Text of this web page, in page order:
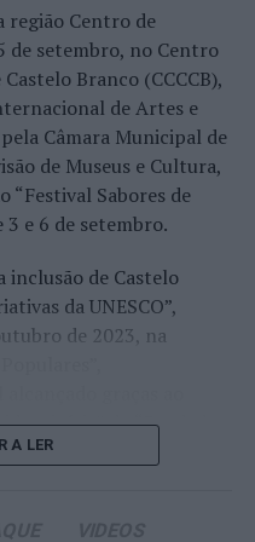
marcada pela maior
num torneio ATP
Nuno Borges, Jaime
Ferreira Silva, Tiago
o quadro principal,
reorganização dos wild
alguns jogadores.
e Jaime Faria
da edição,
final. Torres assinou
do torneio ao
alcançando
região Centro de
de setembro, no Centro
Branco (CCCCB),
de Artes e
Câmara Municipal de
de Museus e Cultura,
“Festival Sabores de
e 6 de setembro.
inclusão de Castelo
da UNESCO”,
de 2023, na
do “Bordado
mais
A LER